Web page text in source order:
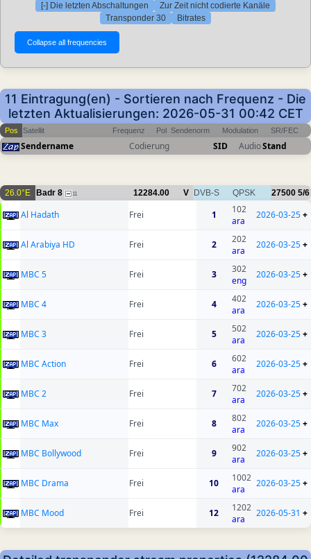
[-] Die letzten Abschaltungen
Zur Zeit nicht codierte Kanäle
Transponder 30
Bitrates
11 Eintragung(en) - Sortieren nach Frequenz - Die
letzten Aktualisierungen: 2026-05-31 00:42 CET
Pos Satellit Frequenz Pol Sendenorm Modulation SR/FEC
Sendername Codierung SID AudioStand
26.0°E Badr 8 11 12284.00 V DVB-S QPSK 27500 5/6
Al Hadath Frei 1
102
ara
2026-03-25+
Al Arabiya HD Frei 2
202
ara
2026-03-25+
MBC 5 Frei 3
302
eng
2026-03-25+
MBC 4 Frei 4
402
ara
2026-03-25+
MBC 3 Frei 5
502
ara
2026-03-25+
MBC Action Frei 6
602
ara
2026-03-25+
MBC 2 Frei 7
702
ara
2026-03-25+
MBC Max Frei 8
802
ara
2026-03-25+
MBC Bollywood Frei 9
902
ara
2026-03-25+
MBC Drama Frei 10
1002
ara
2026-03-25+
MBC Mood Frei 12
1202
ara
2026-05-31 +